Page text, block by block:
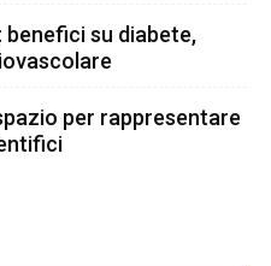
su diabete,
per rappresentare